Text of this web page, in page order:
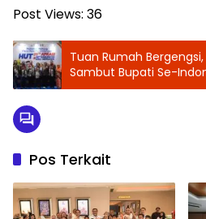
Post Views: 36
‎Tuan Rumah
Sambut Bupati Se-
APKASI ke-26
Pos Terkait